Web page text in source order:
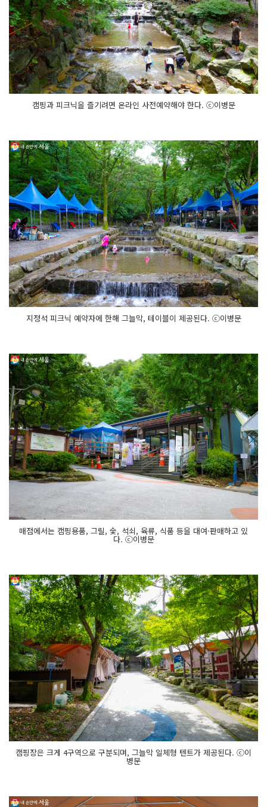
캠핑과 피크닉을 즐기려면 온라인 사전예약해야 한다. ⓒ이병문
지정석 피크닉 예약자에 한해 그늘막, 테이블이 제공된다. ⓒ이병문
매점에서는 캠핑용품, 그릴, 숯, 석쇠, 육류, 식품 등을 대여·판매하고 있
다. ⓒ이병문
캠핑장은 크게 4구역으로 구분되며, 그늘막 일체형 텐트가 제공된다. ⓒ이
병문